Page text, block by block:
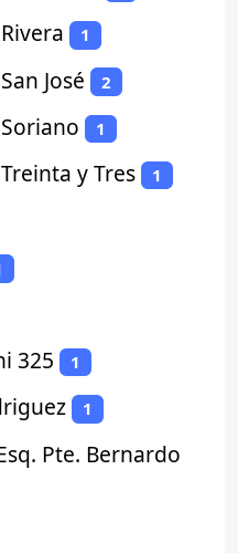
1
José 2
1
y Tres 1
325 1
1
Pte. Bernardo